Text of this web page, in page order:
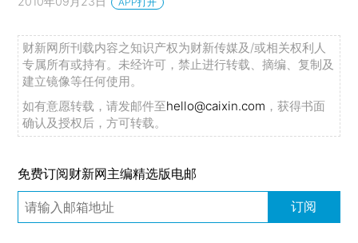
财新网所刊载内容之知识产权为财新传媒及/或相关权利人
专属所有或持有。未经许可，禁止进行转载、摘编、复制及
建立镜像等任何使用。
如有意愿转载，请发邮件至hello@caixin.com ，获得书面
确认及授权后，方可转载。
免费订阅财新网主编精选版电邮
订阅